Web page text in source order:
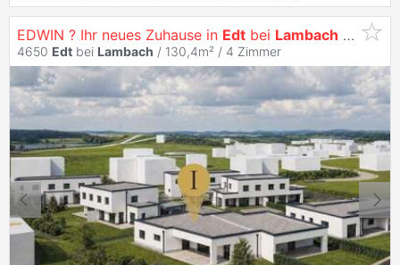
EDWIN ? Ihr neues Zuhause in Edt bei Lambach
4650 Edt bei Lambach / 130,4m² / 4 Zimmer